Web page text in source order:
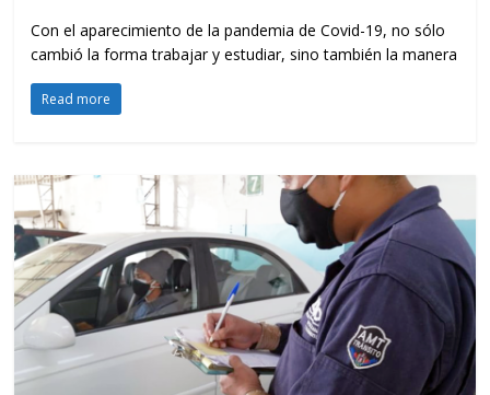
Con el aparecimiento de la pandemia de Covid-19, no sólo
cambió la forma trabajar y estudiar, sino también la manera
Read more